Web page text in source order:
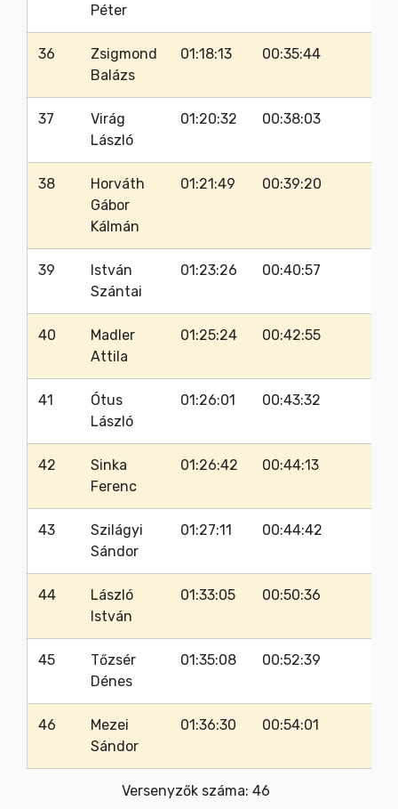
Péter
36
Zsigmond
Balázs
01:18:13 00:35:44
37
Virág
László
01:20:32 00:38:03
38
Horváth
Gábor
Kálmán
01:21:49 00:39:20
39
István
Szántai
01:23:26 00:40:57
40
Madler
Attila
01:25:24 00:42:55
41
Ótus
László
01:26:01 00:43:32
42
Sinka
Ferenc
01:26:42 00:44:13
43
Szilágyi
Sándor
01:27:11 00:44:42
44
László
István
01:33:05 00:50:36
45
Tőzsér
Dénes
01:35:08 00:52:39
46
Mezei
Sándor
01:36:30 00:54:01
Versenyzők száma: 46